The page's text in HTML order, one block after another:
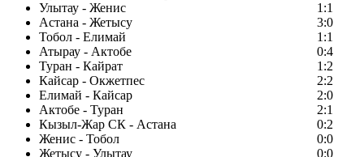
Улытау - Женис
1:1
Астана - Жетысу
3:0
Тобол - Елимай
1:1
Атырау - Актобе
0:4
Туран - Кайрат
1:2
Кайсар - Окжетпес
2:2
Елимай - Кайсар
2:0
Актобе - Туран
2:1
Кызыл-Жар СК - Астана
0:2
Женис - Тобол
0:0
Жетысу - Улытау
0:0